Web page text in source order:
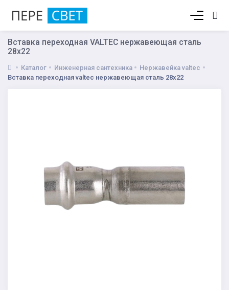
Вставка переходная VALTEC нержавеющая сталь
28х22
Каталог Инженерная сантехника
Нержавейка valtec
Вставка переходная valtec нержавеющая сталь 28х22